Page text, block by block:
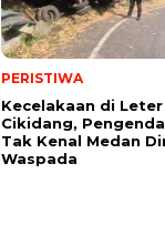
PERISTIWA
Kecelakaan di Leter
Cikidang,
Tak Kenal Medan
Waspada